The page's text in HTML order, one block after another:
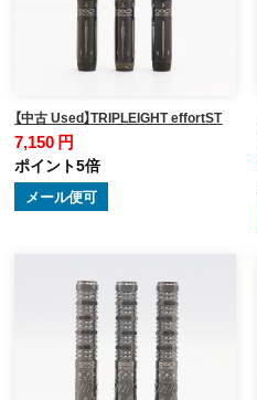
【中古 Used】TRIPLEIGHT effortST
7,150 円
ポイント5倍
メール便可